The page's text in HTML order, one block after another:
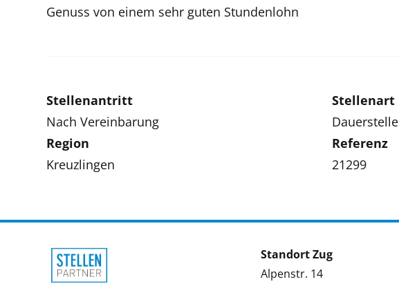
Genuss von einem sehr guten Stundenlohn
Stellenantritt
Nach Vereinbarung
Stellenart
Dauerstelle
Region
Kreuzlingen
Referenz
21299
Standort Zug
Alpenstr. 14